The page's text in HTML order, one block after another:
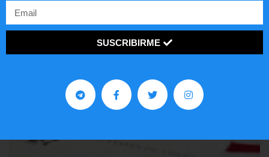
SUSCRIBIRME